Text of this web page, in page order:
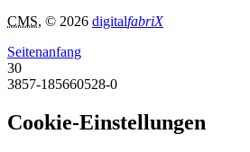
CMS, © 2026 digitalfabriX
Seitenanfang
30
3857-185660528-0
Cookie-Einstellungen